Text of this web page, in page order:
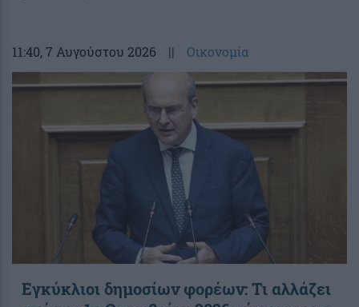
11:40, 7 Αυγούστου 2026 || Οικονομία
Εγκύκλιοι δημοσίων φορέων: Τι αλλάζει